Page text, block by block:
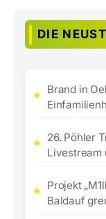
DIE
Brand in
26. Pöhler
Livestream
Projekt
Baldauf